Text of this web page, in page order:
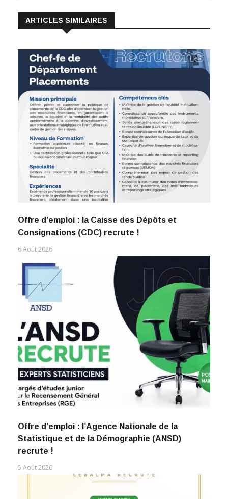
ARTICLES SIMILAIRES
Offre d’emploi : la Caisse des Dépôts et
Consignations (CDC) recrute !
6 Août 2026
Offre d’emploi : l’Agence Nationale de la
Statistique et de la Démographie (ANSD)
recrute !
5 Août 2026